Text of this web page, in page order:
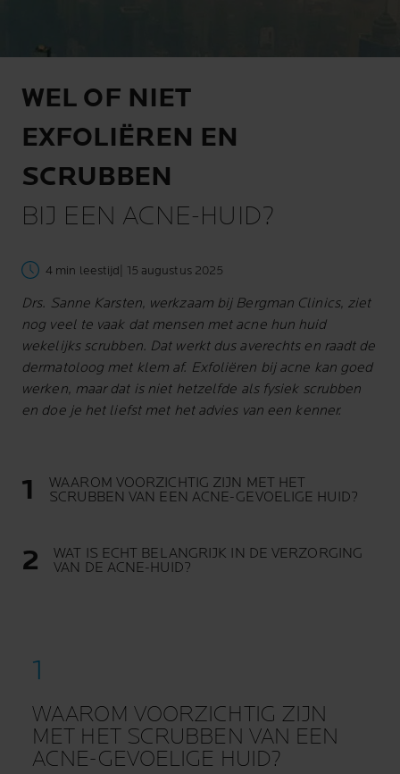
WEL OF NIET
EXFOLIËREN EN
SCRUBBEN
BIJ EEN ACNE-HUID?
4 min leestijd | 15 augustus 2025
Drs. Sanne Karsten, werkzaam bij Bergman Clinics, ziet
nog veel te vaak dat mensen met acne hun huid
wekelijks scrubben. Dat werkt dus averechts en raadt de
dermatoloog met klem af. Exfoliëren bij acne kan goed
werken, maar dat is niet hetzelfde als fysiek scrubben
en doe je het liefst met het advies van een kenner.
WAAROM VOORZICHTIG ZIJN MET HET
SCRUBBEN VAN EEN ACNE-GEVOELIGE HUID?
WAT IS ECHT BELANGRIJK IN DE VERZORGING
VAN DE ACNE-HUID?
WAAROM VOORZICHTIG ZIJN
MET HET SCRUBBEN VAN EEN
ACNE-GEVOELIGE HUID?